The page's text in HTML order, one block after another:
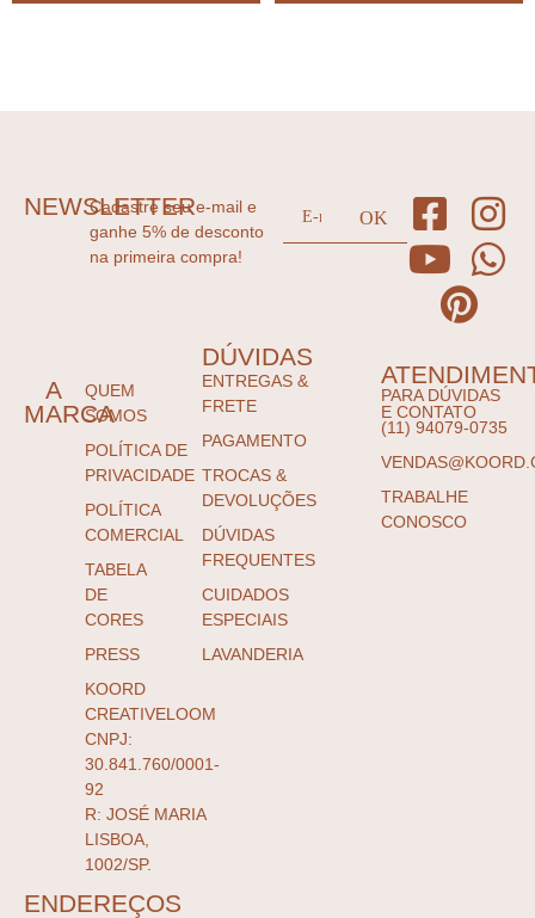
NEWSLETTER
Cadastre seu e-mail e
ganhe 5% de desconto
na primeira compra!
A
MARCA
QUEM
SOMOS
POLÍTICA DE
PRIVACIDADE
POLÍTICA
COMERCIAL
TABELA
DE
CORES
PRESS
KOORD
CREATIVELOOM
CNPJ:
30.841.760/0001-
92
R: JOSÉ MARIA
LISBOA,
1002/SP.
DÚVIDAS
ENTREGAS &
FRETE
PAGAMENTO
TROCAS &
DEVOLUÇÕES
DÚVIDAS
FREQUENTES
CUIDADOS
ESPECIAIS
LAVANDERIA
PARA DÚVIDAS
E CONTATO
(11) 94079-0735
TRABALHE
CONOSCO
ENDEREÇOS